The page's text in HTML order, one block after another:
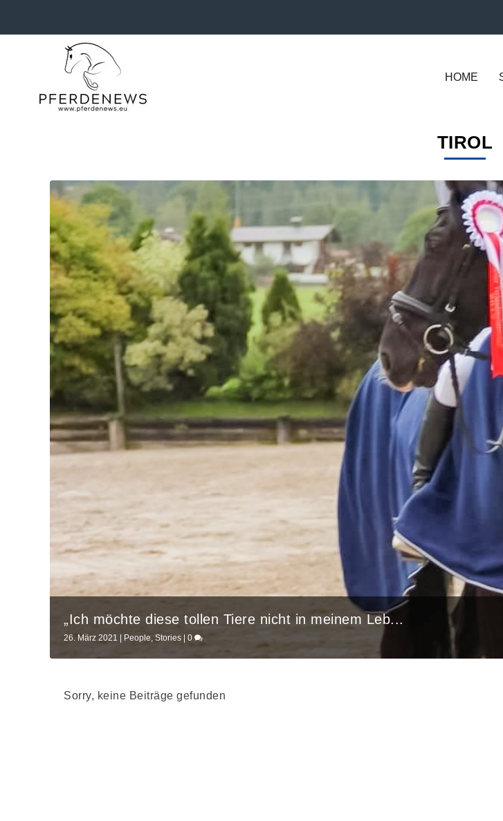
HOME
TIROL
„Ich möchte diese tollen Tiere nicht in meinem Leb...
26. März 2021 | People Stories | 0
Sorry, keine Beiträge gefunden